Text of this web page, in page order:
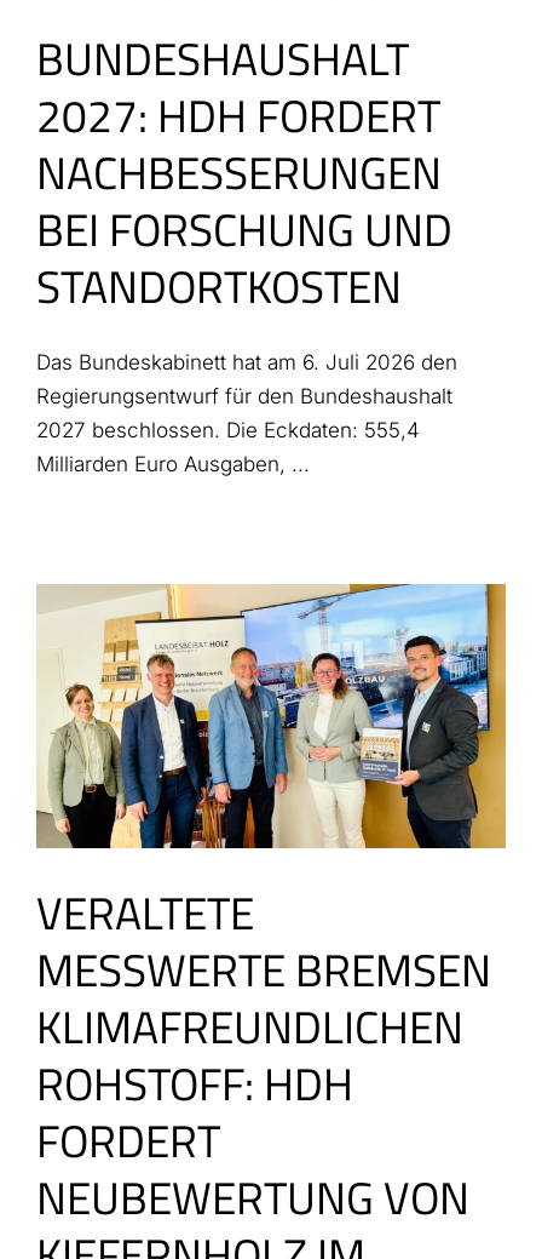
BUNDESHAUSHALT
2027: HDH FORDERT
NACHBESSERUNGEN
BEI FORSCHUNG UND
STANDORTKOSTEN
Das Bundeskabinett hat am 6. Juli 2026 den
Regierungsentwurf für den Bundeshaushalt
2027 beschlossen. Die Eckdaten: 555,4
Milliarden Euro Ausgaben, ...
VERALTETE
MESSWERTE BREMSEN
KLIMAFREUNDLICHEN
ROHSTOFF: HDH
FORDERT
NEUBEWERTUNG VON